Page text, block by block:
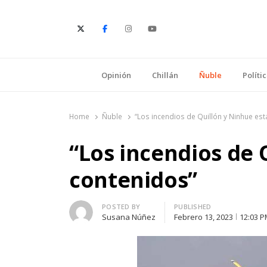
Opinión Chillán Ñuble
Home Ñuble “Los incendios de Quillón y Ninhue
“Los incendios
contenidos”
Author
POSTED BY
Susana Núñez
PUBLISHED
Febrero 13, 2023 12:03